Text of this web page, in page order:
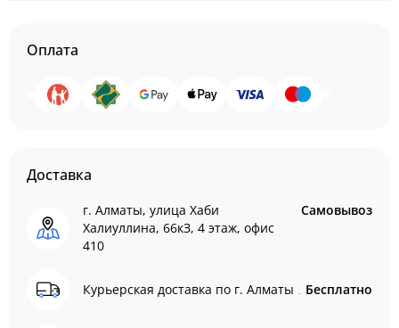
Оплата
Доставка
г. Алматы, улица Хаби
Халиуллина, 66кЗ, 4 этаж, офис
410
Самовывоз
Курьерская доставка по г. Алматы Бесплатно